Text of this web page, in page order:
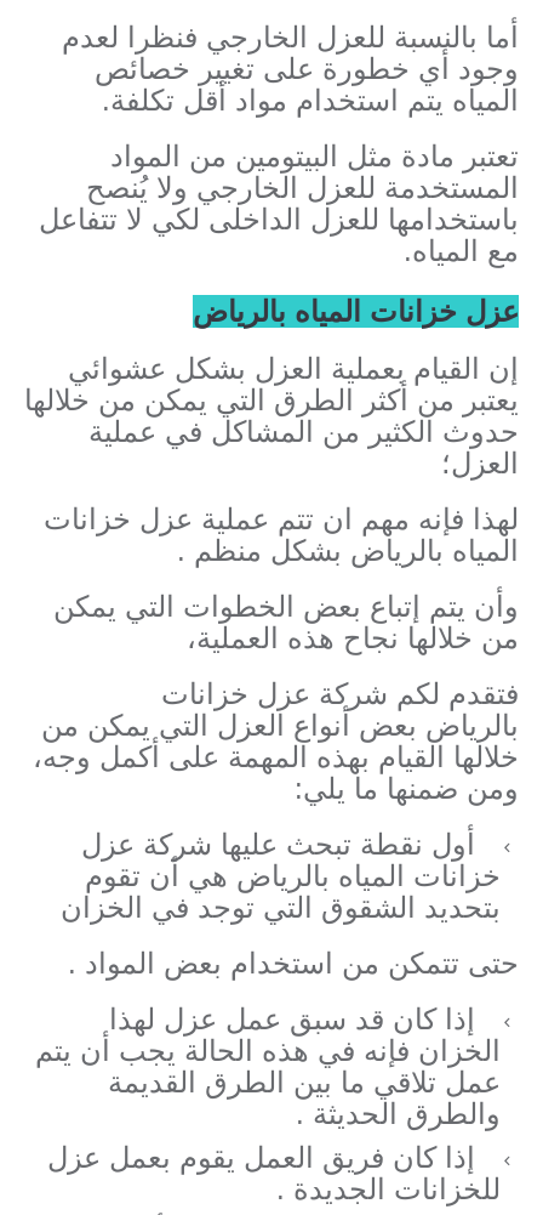
أما بالنسبة للعزل الخارجي فنظرا لعدم
وجود أي خطورة على تغيير خصائص
المياه يتم استخدام مواد أقل تكلفة.
تعتبر مادة مثل البيتومين من المواد
المستخدمة للعزل الخارجي ولا يُنصح
باستخدامها للعزل الداخلى لكي لا تتفاعل
مع المياه.
عزل خزانات المياه بالرياض
إن القيام بعملية العزل بشكل عشوائي
يعتبر من أكثر الطرق التي يمكن من خلالها
حدوث الكثير من المشاكل في عملية
العزل؛
لهذا فإنه مهم ان تتم عملية عزل خزانات
المياه بالرياض بشكل منظم .
وأن يتم إتباع بعض الخطوات التي يمكن
من خلالها نجاح هذه العملية،
فتقدم لكم شركة عزل خزانات
بالرياض بعض أنواع العزل التي يمكن من
خلالها القيام بهذه المهمة على أكمل وجه،
ومن ضمنها ما يلي:
أول نقطة تبحث عليها شركة عزل
خزانات المياه بالرياض هي أن تقوم
بتحديد الشقوق التي توجد في الخزان
حتى تتمكن من استخدام بعض المواد .
إذا كان قد سبق عمل عزل لهذا
الخزان فإنه في هذه الحالة يجب أن يتم
عمل تلاقي ما بين الطرق القديمة
والطرق الحديثة .
إذا كان فريق العمل يقوم بعمل عزل
للخزانات الجديدة .